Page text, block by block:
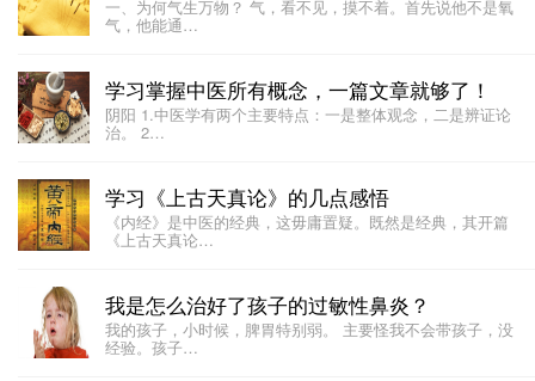
一、为何气生万物？ 气，看不见，摸不着。首先说他不是氧
气，他能通…
学习掌握中医所有概念，一篇文章就够了！
阴阳 1.中医学有两个主要特点：一是整体观念，二是辨证论
治。 2…
学习《上古天真论》的几点感悟
《内经》是中医的经典，这毋庸置疑。既然是经典，其开篇
《上古天真论…
我是怎么治好了孩子的过敏性鼻炎？
我的孩子，小时候，脾胃特别弱。 主要怪我不会带孩子，没
经验。孩子…